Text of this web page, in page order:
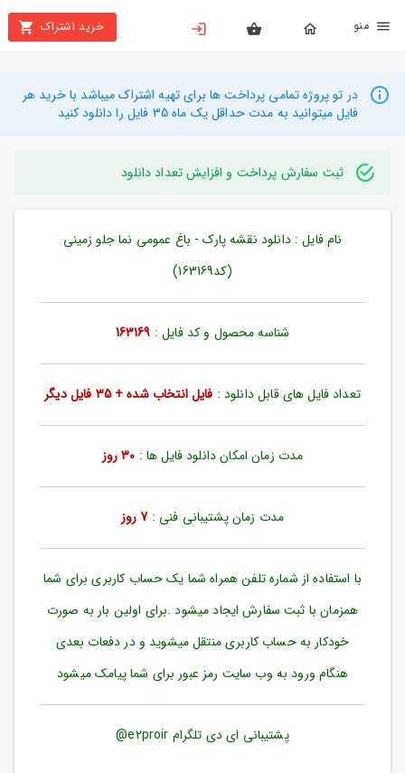
خرید اشتراک
بستن
محصولات
تهیه
راهنما
دانلود
ورود
به
بازیابی
رمز
مندی
ها
در تو پروژه تمامی پرداخت ها برای تهیه اشتراک میباشد با خرید هر
فایل میتوانید به مدت حداقل یک ماه 35 فایل را دانلود کنید
ثبت سفارش پرداخت و افزایش تعداد دانلود
نام فایل : دانلود نقشه پارک - باغ عمومی نما جلو زمینی
(کد163169)
شناسه محصول و کد فایل : 163169
تعداد فایل های قابل دانلود : فایل انتخاب شده + 35 فایل دیگر
مدت زمان امکان دانلود فایل ها : 30 روز
مدت زمان پشتیبانی فنی :7 روز
با استفاده از شماره تلفن همراه شما یک حساب کاربری برای شما
همزمان با ثبت سفارش ایجاد میشود .برای اولین بار به صورت
خودکار به حساب کاربری منتقل میشوید و در دفعات بعدی
هنگام ورود به وب سایت رمز عبور برای شما پیامک میشود
پشتیبانی ای دی تلگرام e2proir@